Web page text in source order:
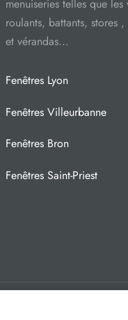
menuiseries telles que les
roulants, battants, stores
et vérandas...
Fenêtres Lyon
Fenêtres Villeurbanne
Fenêtres Bron
Fenêtres Saint-Priest
France.